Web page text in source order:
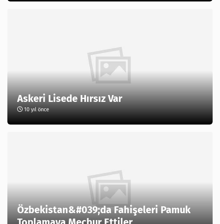
Askeri Lisede Hırsız Var
10 yıl önce
Özbekistan&#039;da Fahişeleri Pamuk